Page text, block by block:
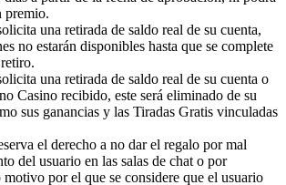
premio.
una retirada de saldo real de su cuenta,
no estarán disponibles hasta que se complete
una retirada de saldo real de su cuenta o
Casino recibido, este será eliminado de su
sus ganancias y las Tiradas Gratis vinculadas
el derecho a no dar el regalo por mal
del usuario en las salas de chat o por
por el que se considere que el usuario